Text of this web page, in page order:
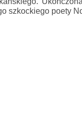
szkockiego poety